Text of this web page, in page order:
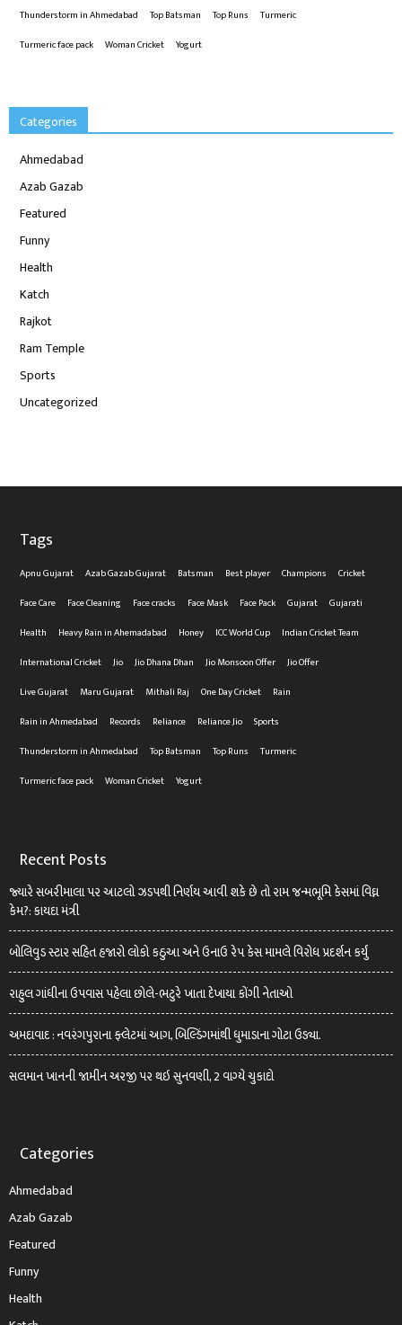
Thunderstorm in Ahmedabad
Top Batsman Top Runs
Turmeric
Turmeric face pack
Woman Cricket Yogurt
Categories
Ahmedabad
Azab Gazab
Featured
Funny
Health
Katch
Rajkot
Ram Temple
Sports
Uncategorized
Tags
Apnu Gujarat Azab Gazab Gujarat Batsman Best player Champions
Cricket
Face Care
Face Cleaning Face cracks Face Mask Face Pack Gujarat
Gujarati
Health
Heavy Rain in Ahemadabad Honey ICC World Cup
Indian Cricket Team
International Cricket
Jio Jio Dhana Dhan Jio Monsoon Offer
Jio Offer
Live Gujarat
Maru Gujarat Mithali Raj One Day Cricket
Rain
Rain in Ahmedabad
Records Reliance Reliance Jio
Sports
Thunderstorm in Ahmedabad
Top Batsman Top Runs
Turmeric
Turmeric face pack
Woman Cricket Yogurt
Recent Posts
જ્યારે સબરીમાલા પર આટલો ઝડપથી નિર્ણય આવી શકે છે તો રામ જન્મભૂમિ કેસમાં વિઘ્ન
કેમ?: કાયદા મંત્રી
બોલિવુડ સ્ટાર સહિત હજારો લોકો કઠુઆ અને ઉનાઉ રેપ કેસ મામલે વિરોધ પ્રદર્શન કર્યું
રાહુલ ગાંધીના ઉપવાસ પહેલા છોલે-ભટુરે ખાતા દેખાયા કોંગી નેતાઓ
અમદાવાદ : નવરંગપુરાના ફ્લેટમાં આગ, બિલ્ડિંગમાંથી ધુમાડાના ગોટા ઉડ્યા.
સલમાન ખાનની જામીન અરજી પર થઇ સુનવણી, 2 વાગ્યે ચુકાદો
Categories
Ahmedabad
Azab Gazab
Featured
Funny
Health